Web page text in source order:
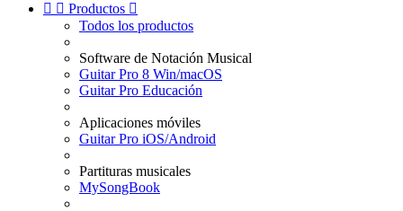
  Productos 
Todos los productos
Software de Notación Musical
Guitar Pro 8 Win/macOS
Guitar Pro Educación
Aplicaciones móviles
Guitar Pro iOS/Android
Partituras musicales
MySongBook